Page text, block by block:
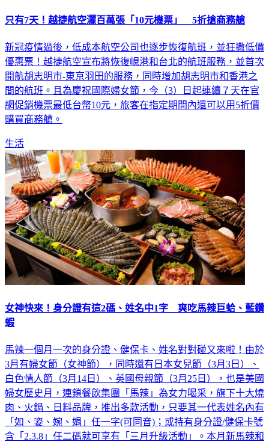
只有7天！越捷航空灑百萬張「10元機票」 5折搶商務艙
新冠疫情過後，低成本航空公司也逐步恢復航班，並狂撒低價
優惠票！越捷航空宣布將恢復峴港和台北的航班服務，並首次
開航胡志明市-東京羽田的服務，同時增加胡志明市和香港之
間的航班。且為慶祝國際婦女節，今（3）日起連續７天在官
網促銷機票最低台幣10元，旅客在指定期間內還可以用5折價
購買商務艙。
生活
女神快來！身分證有這2碼、姓名中1字 爽吃馬辣巨蛤、藍鑽
蝦
馬辣一個月一次的身分證、健保卡、姓名對對碰又來啦！由於
3月有婦女節（女神節），同時還有日本女兒節（3月3日）、
白色情人節（3月14日）、英國母親節（3月25日），也是美國
婦女歷史月，連鎖餐飲集團「馬辣」為女力喝采，旗下十大燒
肉、火鍋、日料品牌，推出多款活動，只要其一代表姓名內有
「如、姿、婉、娟」任一字(可同音)；或持有身分證/健保卡號
含「2.3.8」任二碼就可享有「三月升級活動」。本月新馬辣和